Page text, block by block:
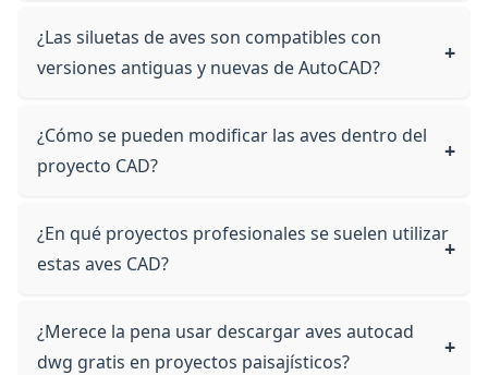
¿Las siluetas de aves son compatibles con
versiones antiguas y nuevas de AutoCAD?
¿Cómo se pueden modificar las aves dentro del
proyecto CAD?
¿En qué proyectos profesionales se suelen utilizar
estas aves CAD?
¿Merece la pena usar descargar aves autocad
dwg gratis en proyectos paisajísticos?